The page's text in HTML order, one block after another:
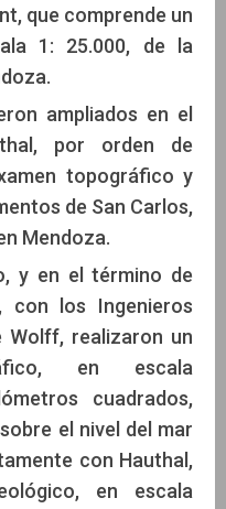
que comprende un
1: 25.000, de la
ampliados en el
por orden de
topográfico y
de San Carlos,
Mendoza.
y en el término de
con los Ingenieros
Wolff, realizaron un
en escala
cuadrados,
el nivel del mar
con Hauthal,
en escala